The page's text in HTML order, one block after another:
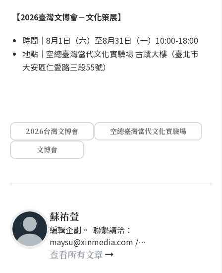
【2026臺灣文博會－文化策展】
時間｜8月1日（六）至8月31日（一）10:00-18:00
地點｜空總臺灣當代文化實驗場 古蹟大樓（臺北市
大安區仁愛路三段55號）
2026台灣文博會
空總臺灣當代文化實驗場
文博會
蘇祐萱
編輯企劃。 聯繫請洽：
maysu@xinmedia.com /
may860527@gmail.com
查看所有文章